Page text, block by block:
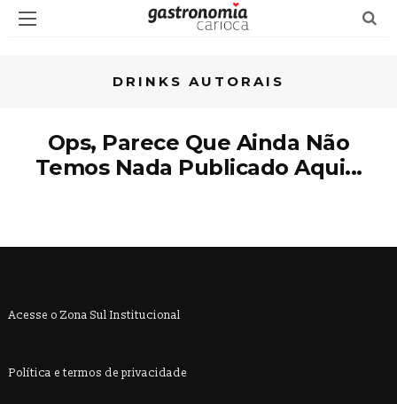
DRINKS AUTORAIS
Ops, Parece Que Ainda Não
Temos Nada Publicado Aqui...
Acesse o Zona Sul Institucional
Política e termos de privacidade